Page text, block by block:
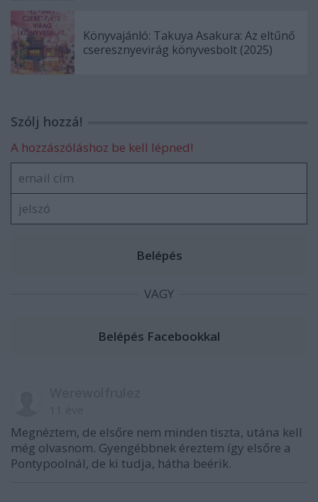
Könyvajánló: Takuya Asakura: Az eltűnő
cseresznyevirág könyvesbolt (2025)
Szólj hozzá!
A hozzászóláshoz be kell lépned!
VAGY
Megnéztem, de elsőre nem minden tiszta, utána kell
még olvasnom. Gyengébbnek éreztem így elsőre a
Pontypoolnál, de ki tudja, hátha beérik.